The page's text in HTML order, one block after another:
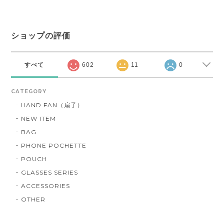
ショップの評価
すべて 602 11 0
CATEGORY
HAND FAN（扇子）
NEW ITEM
BAG
PHONE POCHETTE
POUCH
GLASSES SERIES
ACCESSORIES
OTHER